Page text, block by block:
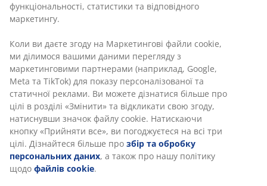
Інструкція по збірці
Інструкція по збірці
Характеристики
Відгуки
(9)
функціональності, статистики та відповідного
маркетингу.
Коли ви даєте згоду на Маркетингові файли cookie,
ми ділимося вашими даними перегляду з
маркетинговими партнерами (наприклад, Google,
Meta та TikTok) для показу персоналізованої та
статичної реклами. Ви можете дізнатися більше про
цілі в розділі «Змінити» та відкликати свою згоду,
натиснувши значок файлу cookie. Натискаючи
кнопку «Прийняти все», ви погоджуєтеся на всі три
цілі. Дізнайтеся більше про збір та обробку
персональних даних, а також про нашу політику
щодо файлів cookie.